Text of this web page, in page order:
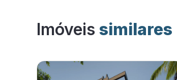
Imóveis similares